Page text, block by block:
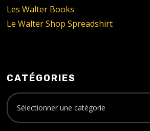
Les Walter Books
Le Walter Shop Spreadshirt
CATÉGORIES